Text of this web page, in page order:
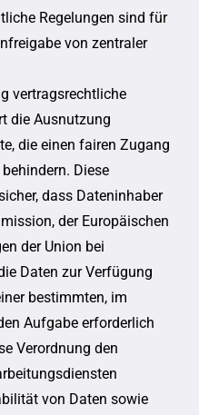
Regelungen sind für
von zentraler
vertragsrechtliche
die Ausnutzung
die einen fairen Zugang
Diese
dass Dateninhaber
der Europäischen
der Union bei
Daten zur Verfügung
bestimmten, im
Aufgabe erforderlich
Verordnung den
von Daten sowie